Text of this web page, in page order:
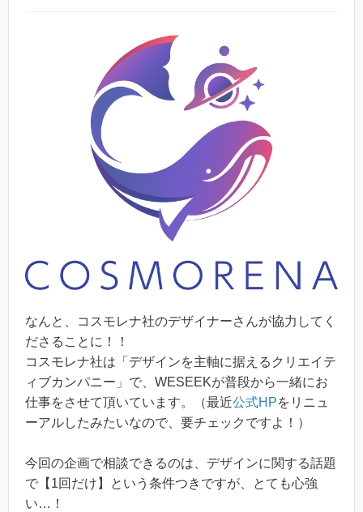
なんと、コスモレナ社のデザイナーさんが協力してく
ださることに！！
コスモレナ社は「デザインを主軸に据えるクリエイテ
ィブカンパニー」で、WESEEKが普段から一緒にお
仕事をさせて頂いています。（最近公式HPをリニュ
ーアルしたみたいなので、要チェックですよ！）
今回の企画で相談できるのは、デザインに関する話題
で【1回だけ】という条件つきですが、とても心強
い…！